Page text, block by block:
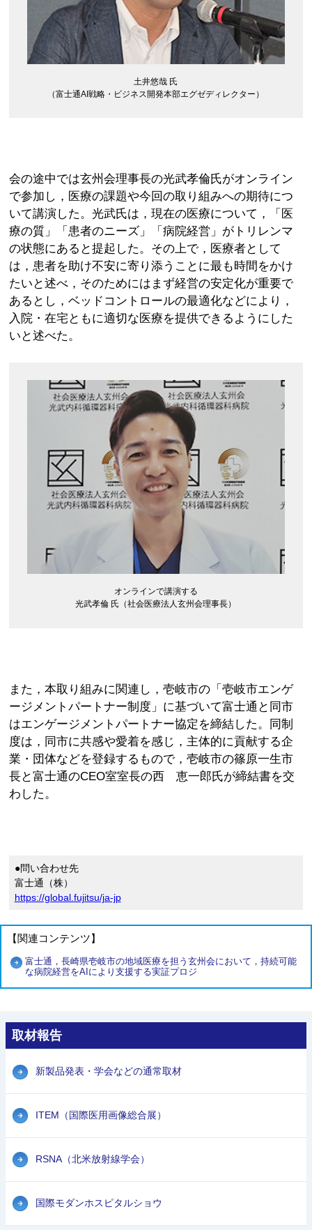
土井悠哉 氏
（富士通AI戦略・ビジネス開発本部エグゼディレクター）
会の途中では玄州会理事長の光武孝倫氏がオンライン
で参加し，医療の課題や今回の取り組みへの期待につ
いて講演した。光武氏は，現在の医療について，「医
療の質」「患者のニーズ」「病院経営」がトリレンマ
の状態にあると提起した。その上で，医療者として
は，患者を助け不安に寄り添うことに最も時間をかけ
たいと述べ，そのためにはまず経営の安定化が重要で
あるとし，ベッドコントロールの最適化などにより，
入院・在宅ともに適切な医療を提供できるようにした
いと述べた。
オンラインで講演する
光武孝倫 氏（社会医療法人玄州会理事長）
また，本取り組みに関連し，壱岐市の「壱岐市エンゲ
ージメントパートナー制度」に基づいて富士通と同市
はエンゲージメントパートナー協定を締結した。同制
度は，同市に共感や愛着を感じ，主体的に貢献する企
業・団体などを登録するもので，壱岐市の篠原一生市
長と富士通のCEO室室長の西 恵一郎氏が締結書を交
わした。
●問い合わせ先
富士通（株）
https://global.fujitsu/ja-jp
【関連コンテンツ】
富士通，長崎県壱岐市の地域医療を担う玄州会において，持続可能
な病院経営をAIにより支援する実証プロジ
取材報告
新製品発表・学会などの通常取材
ITEM（国際医用画像総合展）
RSNA（北米放射線学会）
国際モダンホスピタルショウ